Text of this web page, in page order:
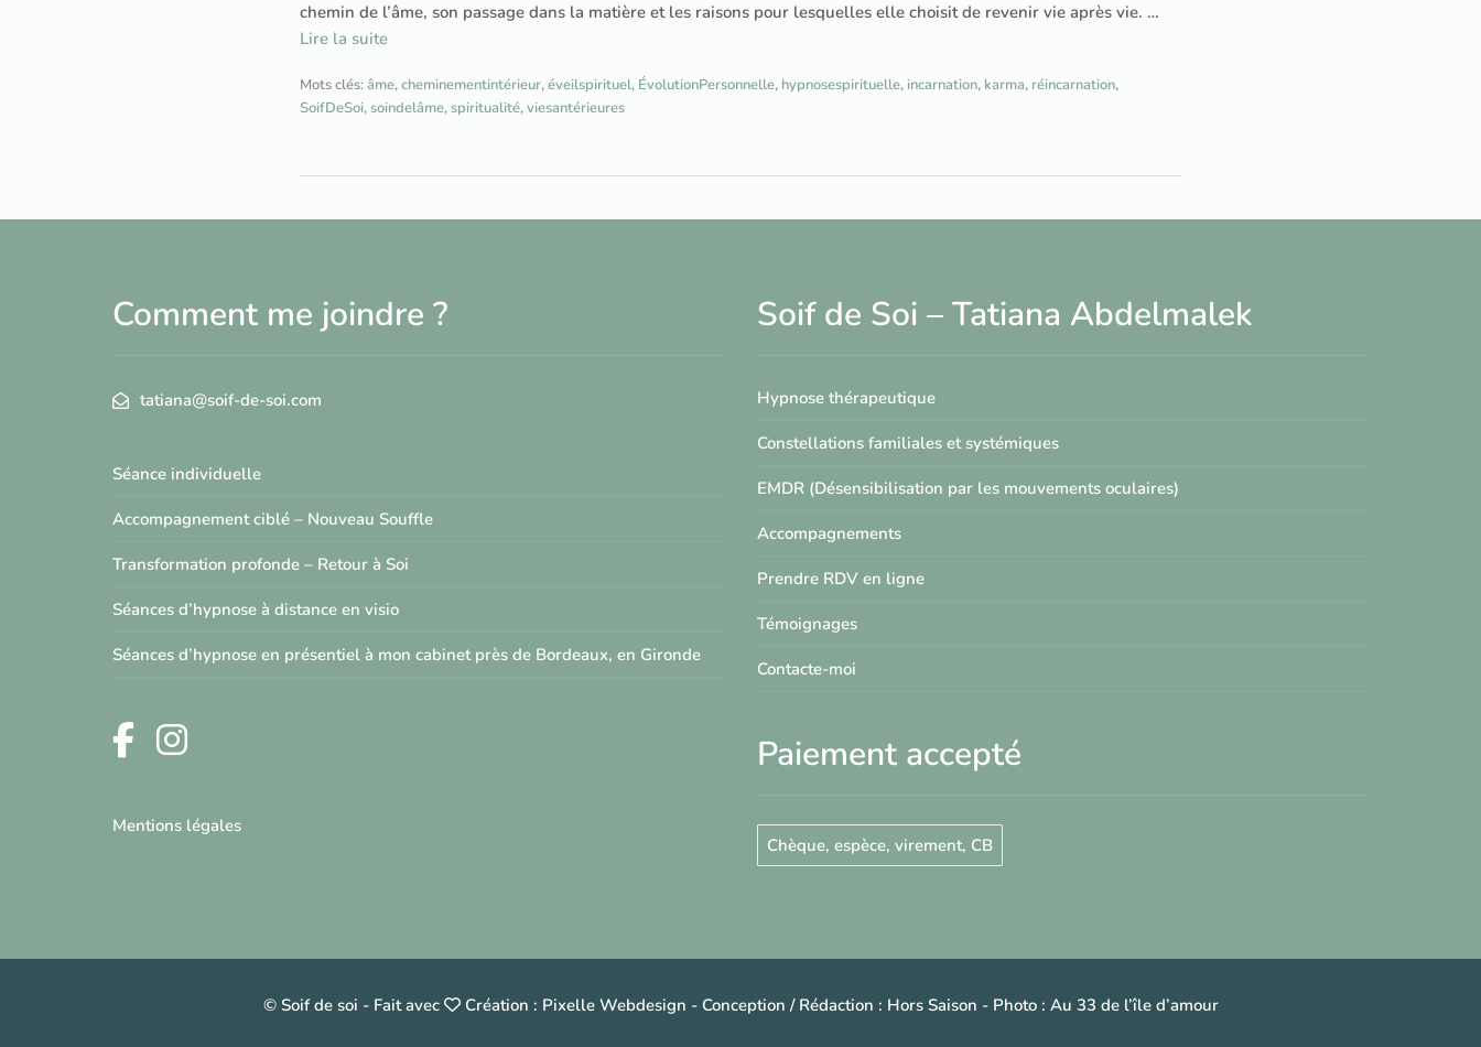
chemin de l’âme, son passage dans la matière et les raisons pour lesquelles elle choisit de revenir vie après vie. …
Lire la suite
Mots clés:âme,cheminementintérieur,éveilspirituel, ÉvolutionPersonnelle, hypnosespirituelle, incarnation, karma, réincarnation,
SoifDeSoi,soindelâme,spiritualité,viesantérieures
Comment me joindre ?
tatiana@soif-de-soi.com
Séance individuelle
Accompagnement ciblé – Nouveau Souffle
Transformation profonde – Retour à Soi
Séances d’hypnose à distance en visio
Séances d’hypnose en présentiel à mon cabinet près de Bordeaux, en Gironde
Mentions légales
Soif de Soi – Tatiana Abdelmalek
Hypnose thérapeutique
Constellations familiales et systémiques
EMDR (Désensibilisation par les mouvements oculaires)
Accompagnements
Prendre RDV en ligne
Témoignages
Contacte-moi
Paiement accepté
Chèque, espèce, virement, CB
© Soif de soi - Fait avec Création : Pixelle Webdesign - Conception / Rédaction : Hors Saison - Photo : Au 33 de l’île d’amour